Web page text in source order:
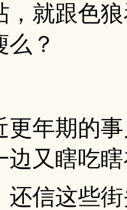
，就跟色
？
更年期的
边又瞎吃
还信这些